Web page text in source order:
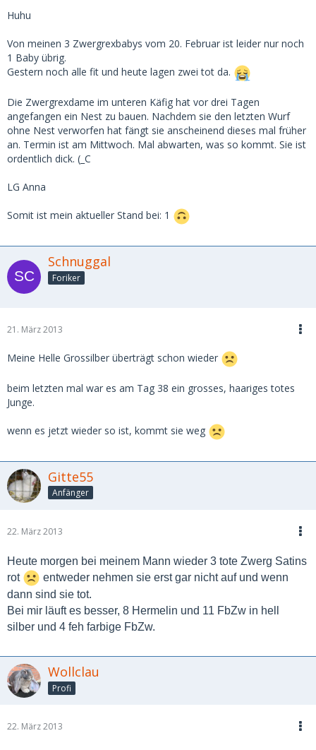
Huhu
Von meinen 3 Zwergrexbabys vom 20. Februar ist leider nur noch
1 Baby übrig.
Gestern noch alle fit und heute lagen zwei tot da.
Die Zwergrexdame im unteren Käfig hat vor drei Tagen
angefangen ein Nest zu bauen. Nachdem sie den letzten Wurf
ohne Nest verworfen hat fängt sie anscheinend dieses mal früher
an. Termin ist am Mittwoch. Mal abwarten, was so kommt. Sie ist
ordentlich dick. (_C
LG Anna
Somit ist mein aktueller Stand bei: 1
Schnuggal
Foriker
21. März 2013
Meine Helle Grossilber überträgt schon wieder
beim letzten mal war es am Tag 38 ein grosses, haariges totes
Junge.
wenn es jetzt wieder so ist, kommt sie weg
Gitte55
Anfänger
22. März 2013
Heute morgen bei meinem Mann wieder 3 tote Zwerg Satins
rot
entweder nehmen sie erst gar nicht auf und wenn
dann sind sie tot.
Bei mir läuft es besser, 8 Hermelin und 11 FbZw in hell
silber und 4 feh farbige FbZw.
Wollclau
Profi
22. März 2013